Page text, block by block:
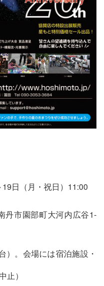
日（月・祝日）11:00
丹市園部町大河内広谷1-
）。会場には宿泊施設・
止）